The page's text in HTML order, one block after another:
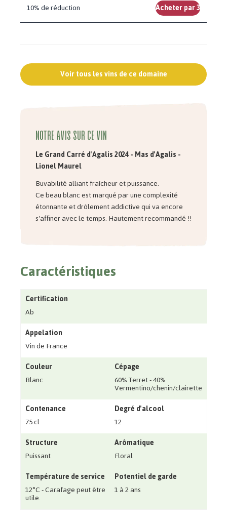
10% de réduction Acheter par 3
Voir tous les vins de ce domaine
Notre avis sur ce vin
Le Grand Carré d'Agalis 2024 - Mas d'Agalis -
Lionel Maurel
Buvabilité alliant fraîcheur et puissance.
Ce beau blanc est marqué par une complexité
étonnante et drôlement addictive qui va encore
s'affiner avec le temps. Hautement recommandé !!
Caractéristiques
Certification
Ab
Appelation
Vin de France
Couleur
Blanc
Cépage
60% Terret - 40%
Vermentino/chenin/clairette
Contenance
75 cl
Degré d'alcool
12
Structure
Puissant
Arômatique
Floral
Température de service
12°C - Carafage peut être
utile.
Potentiel de garde
1 à 2 ans